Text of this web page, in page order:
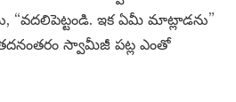
“వదలిపెట్టండి. ఇక ఏమీ మాట్లాడను”
స్వామీజీ పట్ల ఎంతో